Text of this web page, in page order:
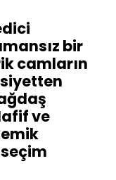
bir
camların
ve